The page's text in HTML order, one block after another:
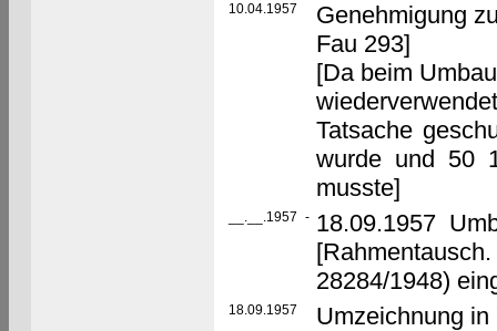
10.04.1957
Genehmigung
Fau 293]
[Da beim
Tatsache
wurde und 50
musste]
__.__.1957 - 18.09.1957
28284/1948)
18.09.1957 Umzeichnung